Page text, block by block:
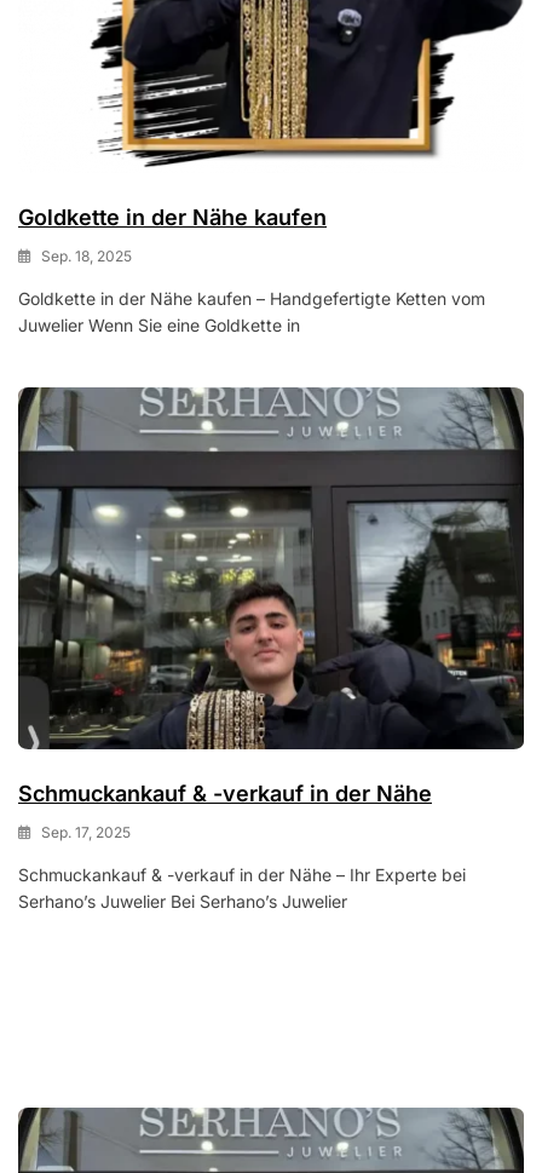
Goldkette in der Nähe kaufen
Sep. 18, 2025
Goldkette in der Nähe kaufen – Handgefertigte Ketten vom
Juwelier Wenn Sie eine Goldkette in
Schmuckankauf & -verkauf in der Nähe
Sep. 17, 2025
Schmuckankauf & -verkauf in der Nähe – Ihr Experte bei
Serhano’s Juwelier Bei Serhano’s Juwelier